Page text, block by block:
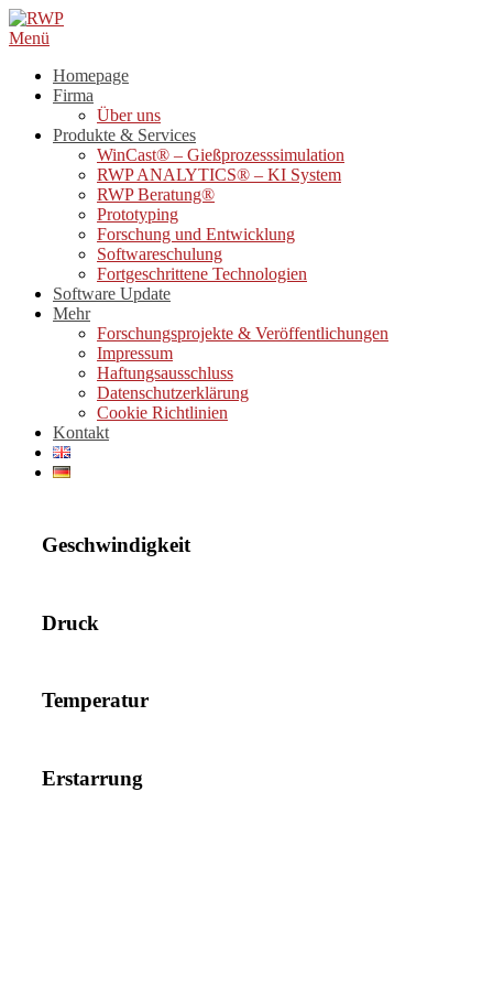
Direkt
zum
Menü
Homepage
Firma
Über uns
Produkte & Services
WinCast® – Gießprozesssimulation
RWP ANALYTICS® – KI System
RWP Beratung®
Prototyping
Forschung und Entwicklung
Softwareschulung
Fortgeschrittene Technologien
Software Update
Mehr
Forschungsprojekte & Veröffentlichungen
Impressum
Haftungsausschluss
Datenschutzerklärung
Cookie Richtlinien
Kontakt
Geschwindigkeit
Druck
Temperatur
Erstarrung